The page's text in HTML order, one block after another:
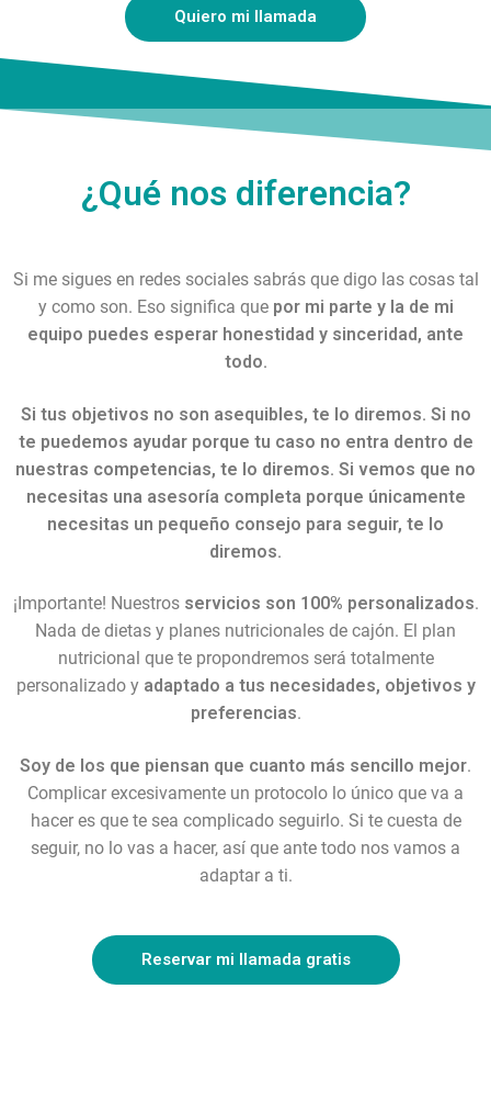
Quiero mi llamada
¿Qué nos diferencia?
Si me sigues en redes sociales sabrás que digo las cosas tal
y como son. Eso significa que por mi parte y la de mi
equipo puedes esperar honestidad y sinceridad, ante
todo.
Si tus objetivos no son asequibles, te lo diremos. Si no
te puedemos ayudar porque tu caso no entra dentro de
nuestras competencias, te lo diremos. Si vemos que no
necesitas una asesoría completa porque únicamente
necesitas un pequeño consejo para seguir, te lo
diremos.
¡Importante! Nuestros servicios son 100% personalizados.
Nada de dietas y planes nutricionales de cajón. El plan
nutricional que te propondremos será totalmente
personalizado y adaptado a tus necesidades, objetivos y
preferencias.
Soy de los que piensan que cuanto más sencillo mejor.
Complicar excesivamente un protocolo lo único que va a
hacer es que te sea complicado seguirlo. Si te cuesta de
seguir, no lo vas a hacer, así que ante todo nos vamos a
adaptar a ti.
Reservar mi llamada gratis